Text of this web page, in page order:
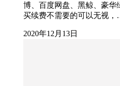
博、百度网盘、黑鲸、豪华
买续费不需要的可以无视
2020年12月13日